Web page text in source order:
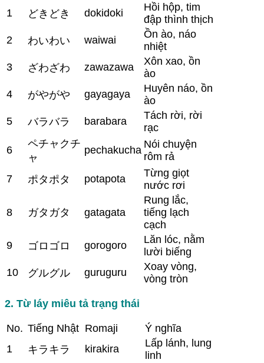
1
どきどき dokidoki
Hồi hộp, tim
đập thình thịch
2
わいわい waiwai
Ồn ào, náo
nhiệt
3
ざわざわ zawazawa
Xôn xao, ồn
ào
4
がやがや gayagaya
Huyên náo, ồn
ào
5
バラバラ barabara
Tách rời, rời
rạc
6
ペチャクチ
ャ
pechakucha Nói chuyện
rôm rả
7
ポタポタ potapota
Từng giọt
nước rơi
8 ガタガタ gatagata
Rung lắc,
tiếng lạch
cạch
9
ゴロゴロ gorogoro
Lăn lóc, nằm
lười biếng
10
グルグル guruguru
Xoay vòng,
vòng tròn
2. Từ láy miêu tả trạng thái
No. Tiếng Nhật Romaji
Ý nghĩa
1
キラキラ kirakira
Lấp lánh, lung
linh